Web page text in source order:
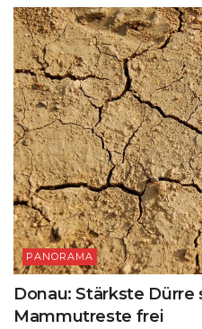
PANORAMA
Donau: Stärkste
Mammutreste frei